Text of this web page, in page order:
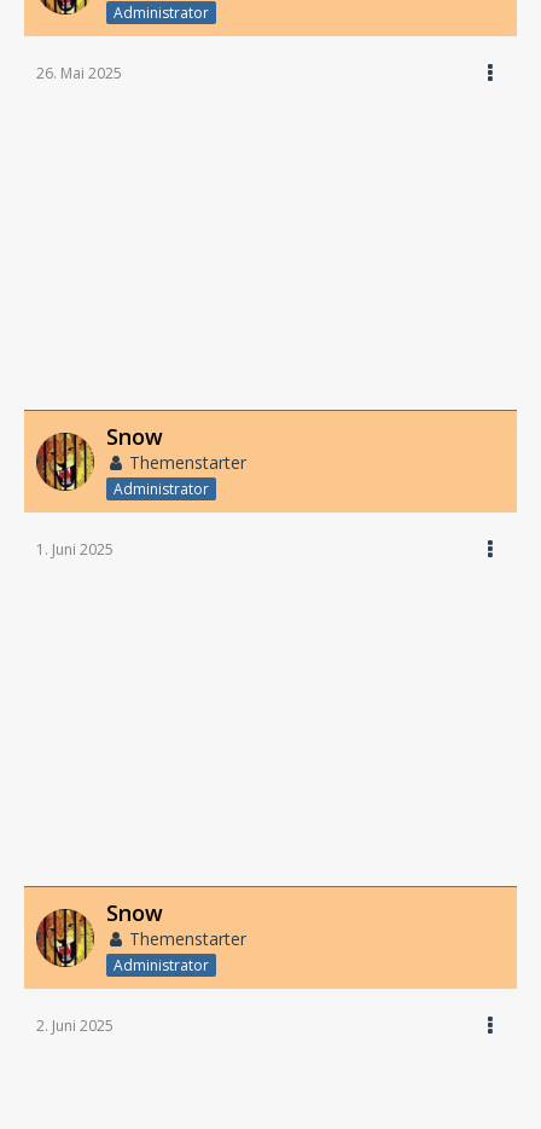
Administrator
26. Mai 2025
Snow
Themenstarter
Administrator
1. Juni 2025
Snow
Themenstarter
Administrator
2. Juni 2025